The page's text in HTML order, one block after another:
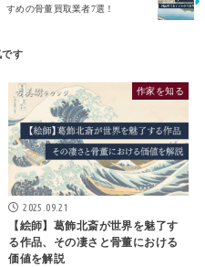
すめの骨董買取業者7選！
作家を知る
2025.09.21
【絵師】葛飾北斎が世界を魅了す
る作品、その凄さと骨董における
価値を解説